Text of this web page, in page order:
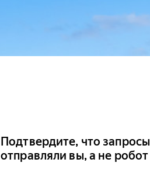
Подтвердите, что запросы
отправляли вы, а не робот